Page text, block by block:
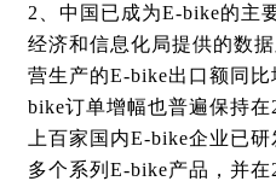
2、 中国已成为E-bike的主
经济和信息化局提供的数据
营生产的E-bike出口额同比
bike订单增幅也普遍保持在
上百家国内E-bike企业已研
多个系列 E-bike产品，并在